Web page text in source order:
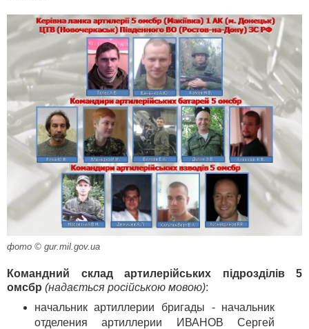
фото © gur.mil.gov.ua
Командний склад артилерійських підрозділів 5
омсбр (надається російською мовою):
начальник артиллерии бригады - начальник
отделения артиллерии ИВАНОВ Сергей